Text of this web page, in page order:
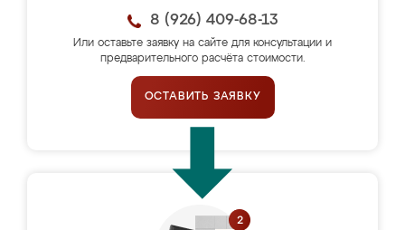
8 (926) 409-68-13
Или оставьте заявку на сайте для консультации и
предварительного расчёта стоимости.
ОСТАВИТЬ ЗАЯВКУ